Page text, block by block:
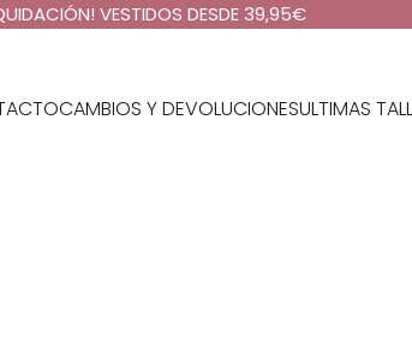
VESTIDOS DESDE 39,95€
CAMBIOS Y DEVOLUCIONESULTIMAS